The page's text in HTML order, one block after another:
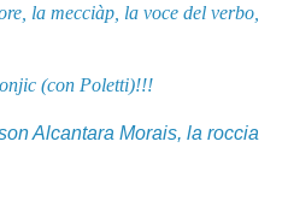
la mecciàp, la voce del verbo,
(con Poletti)!!!
Alcantara Morais, la roccia